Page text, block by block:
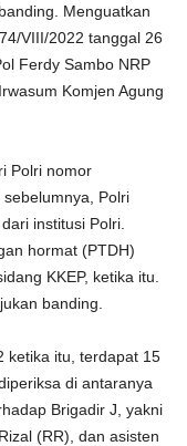
Menguatkan
VIII/2022 tanggal 26
Ferdy Sambo NRP
Komjen Agung
Polri nomor
Polri
institusi Polri.
hormat (PTDH)
KKEP, ketika itu.
banding.
ketika itu, terdapat 15
di antaranya
Brigadir J, yakni
(RR), dan asisten